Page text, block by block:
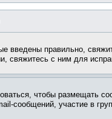
введены правильно,
свяжитесь с ним для
чтобы размещать
участие в